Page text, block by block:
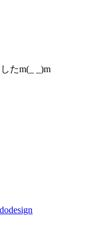
たm(_ _)m